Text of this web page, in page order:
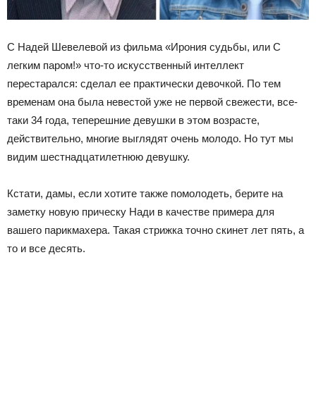
С Надей Шевелевой из фильма «Ирония судьбы, или С
легким паром!» что-то искусственный интеллект
перестарался: сделал ее практически девочкой. По тем
временам она была невестой уже не первой свежести, все-
таки 34 года, теперешние девушки в этом возрасте,
действительно, многие выглядят очень молодо. Но тут мы
видим шестнадцатилетнюю девушку.
Кстати, дамы, если хотите также помолодеть, берите на
заметку новую прическу Нади в качестве примера для
вашего парикмахера. Такая стрижка точно скинет лет пять, а
то и все десять.